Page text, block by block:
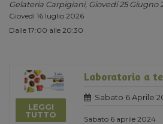
Gelateria Carpigiani, Giovedi 25 Giugno
Giovedì 16 luglio 2026
Dalle 17:00 alle 20:30
LEGGI
TUTTO
Laboratorio a
Sabato 6 Aprile
Sabato 6 aprile 2024